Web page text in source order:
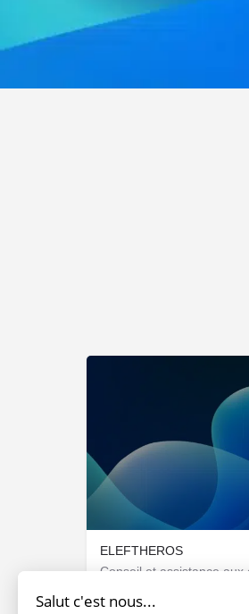
ELEFTHEROS
Sociétés & Startups
Salut c'est nous...